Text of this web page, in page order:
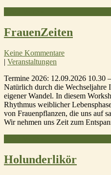
FrauenZeiten
Keine Kommentare
| Veranstaltungen
Termine 2026: 12.09.2026 10.30
Natürlich durch die Wechseljahre
eigener Wandel. In diesem
Rhythmus weiblicher
von Frauenpflanzen, die uns auf
Wir nehmen uns Zeit zum
Holunderlikör